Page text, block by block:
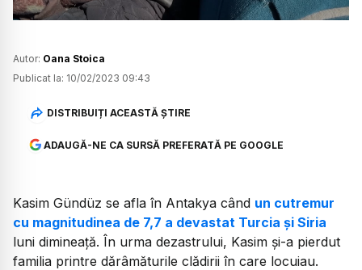
Autor: Oana Stoica
Publicat la: 10/02/2023 09:43
DISTRIBUIȚI ACEASTĂ ȘTIRE
ADAUGĂ-NE CA SURSĂ PREFERATĂ PE GOOGLE
Kasim Gündüz se afla în Antakya când un cutremur
cu magnitudinea de 7,7 a devastat Turcia și Siria
luni dimineață. În urma dezastrului, Kasim și-a pierdut
familia printre dărâmăturile clădirii în care locuiau.